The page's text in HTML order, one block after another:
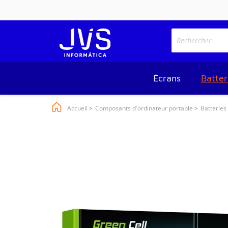
Écrans
Accueil Composants d'ordinateur portable Batteries